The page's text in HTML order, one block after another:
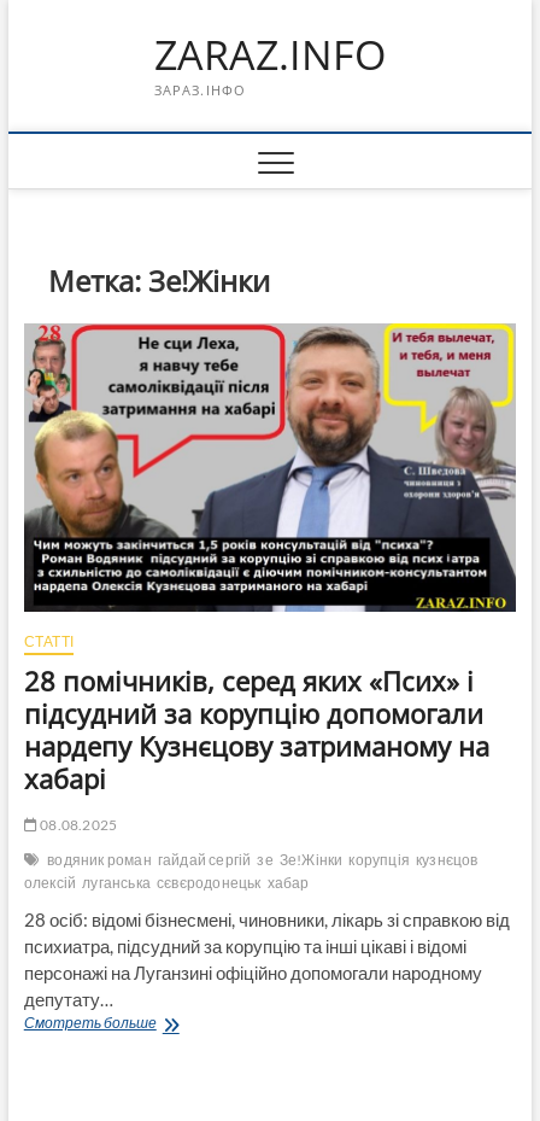
ZARAZ.INFO
ЗАРАЗ.ІНФО
Метка: Зе!Жінки
СТАТТІ
28 помічників, серед яких «Псих» і
підсудний за корупцію допомогали
нардепу Кузнєцову затриманому на
хабарі
08.08.2025
водяник роман гайдай сергій зе Зе!Жінки корупція кузнєцов
олексій луганська сєвєродонецьк хабар
28 осіб: відомі бізнесмені, чиновники, лікарь зі справкою від
психиатра, підсудний за корупцію та інші цікаві і відомі
персонажі на Луганзині офіційно допомогали народному
депутату…
Смотреть больше28